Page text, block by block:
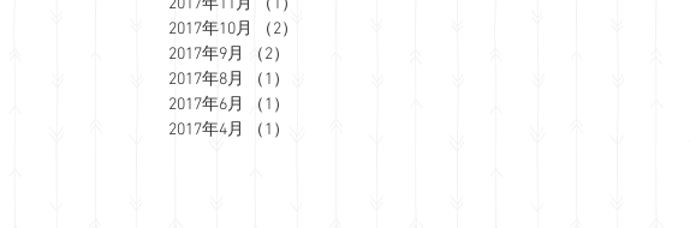
2017年11月
（1）
2017年10月
（2）
2017年9月
（2）
2017年8月
（1）
2017年6月
（1）
2017年4月
（1）